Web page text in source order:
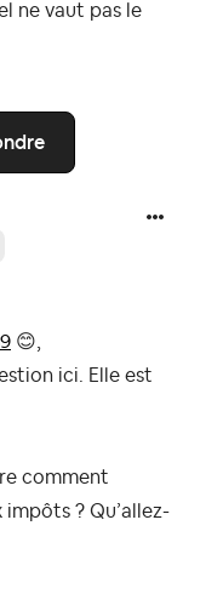
ne vaut pas le
😊
ici. Elle est
comment
? Qu’allez-